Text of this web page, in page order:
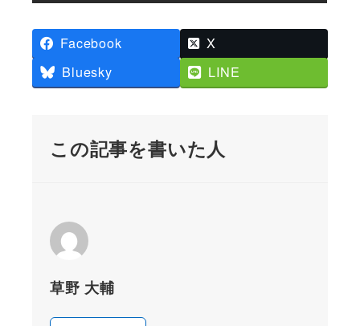
Facebook
X
Bluesky
LINE
この記事を書いた人
草野 大輔